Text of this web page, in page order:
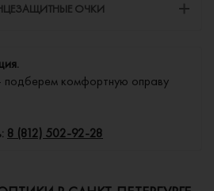
ОЧКИ
комфортную оправу
8 (812) 502-92-28